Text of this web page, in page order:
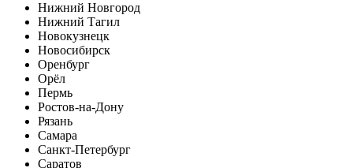
Нижний Новгород
Нижний Тагил
Новокузнецк
Новосибирск
Оренбург
Орёл
Пермь
Ростов-на-Дону
Рязань
Самара
Санкт-Петербург
Саратов